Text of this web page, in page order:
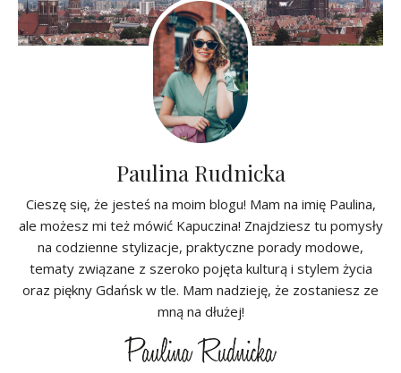
Paulina Rudnicka
Cieszę się, że jesteś na moim blogu! Mam na imię Paulina,
ale możesz mi też mówić Kapuczina! Znajdziesz tu pomysły
na codzienne stylizacje, praktyczne porady modowe,
tematy związane z szeroko pojęta kulturą i stylem życia
oraz piękny Gdańsk w tle. Mam nadzieję, że zostaniesz ze
mną na dłużej!